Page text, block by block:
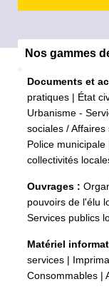
Nos gammes
Documents et
pratiques
État
Urbanisme -
sociales / Affaires
Police municipale
collectivités
Ouvrages :
pouvoirs de l'élu
Services publics
Matériel
services
Consommables